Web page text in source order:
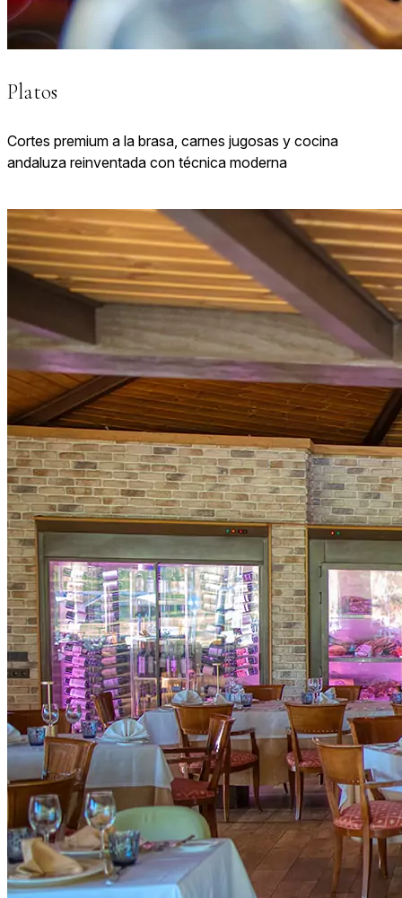
Platos
Cortes premium a la brasa, carnes jugosas y cocina
andaluza reinventada con técnica moderna